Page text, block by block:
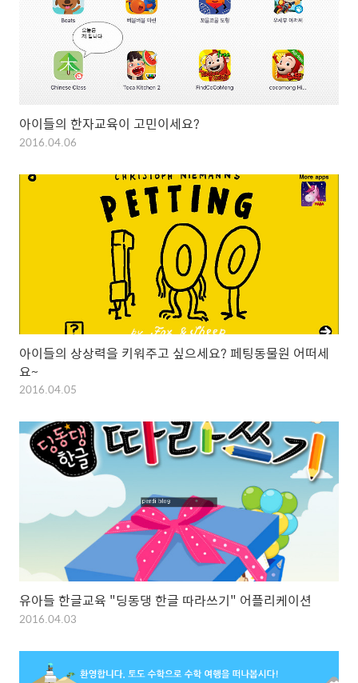
아이들의 한자교육이 고민이세요?
2016.04.06
아이들의 상상력을 키워주고 싶으세요? 페팅동물원 어떠세
요~
2016.04.05
유아들 한글교육 "딩동댕 한글 따라쓰기" 어플리케이션
2016.04.03